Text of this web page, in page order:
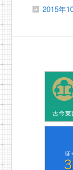
2015年